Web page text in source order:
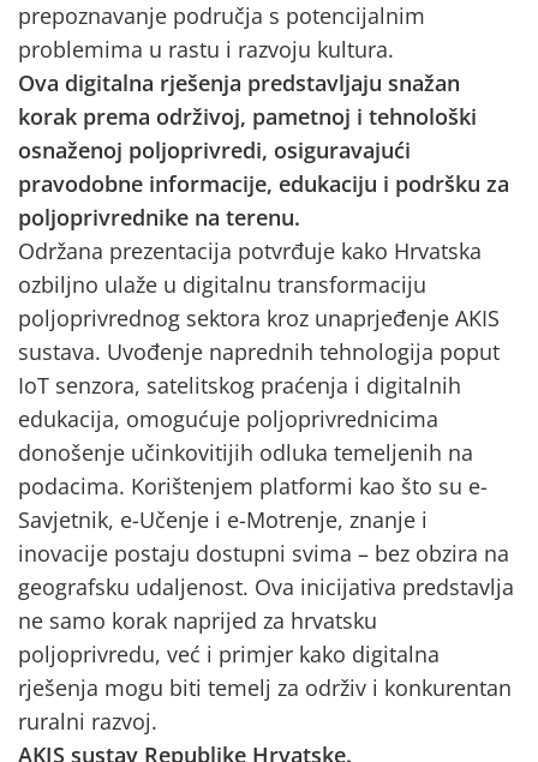
prepoznavanje područja s potencijalnim
problemima u rastu i razvoju kultura.
Ova digitalna rješenja predstavljaju snažan
korak prema održivoj, pametnoj i tehnološki
osnaženoj poljoprivredi, osiguravajući
pravodobne informacije, edukaciju i podršku za
poljoprivrednike na terenu.
Održana prezentacija potvrđuje kako Hrvatska
ozbiljno ulaže u digitalnu transformaciju
poljoprivrednog sektora kroz unaprjeđenje AKIS
sustava. Uvođenje naprednih tehnologija poput
IoT senzora, satelitskog praćenja i digitalnih
edukacija, omogućuje poljoprivrednicima
donošenje učinkovitijih odluka temeljenih na
podacima. Korištenjem platformi kao što su e-
Savjetnik, e-Učenje i e-Motrenje, znanje i
inovacije postaju dostupni svima – bez obzira na
geografsku udaljenost. Ova inicijativa predstavlja
ne samo korak naprijed za hrvatsku
poljoprivredu, već i primjer kako digitalna
rješenja mogu biti temelj za održiv i konkurentan
ruralni razvoj.
AKIS sustav Republike Hrvatske.